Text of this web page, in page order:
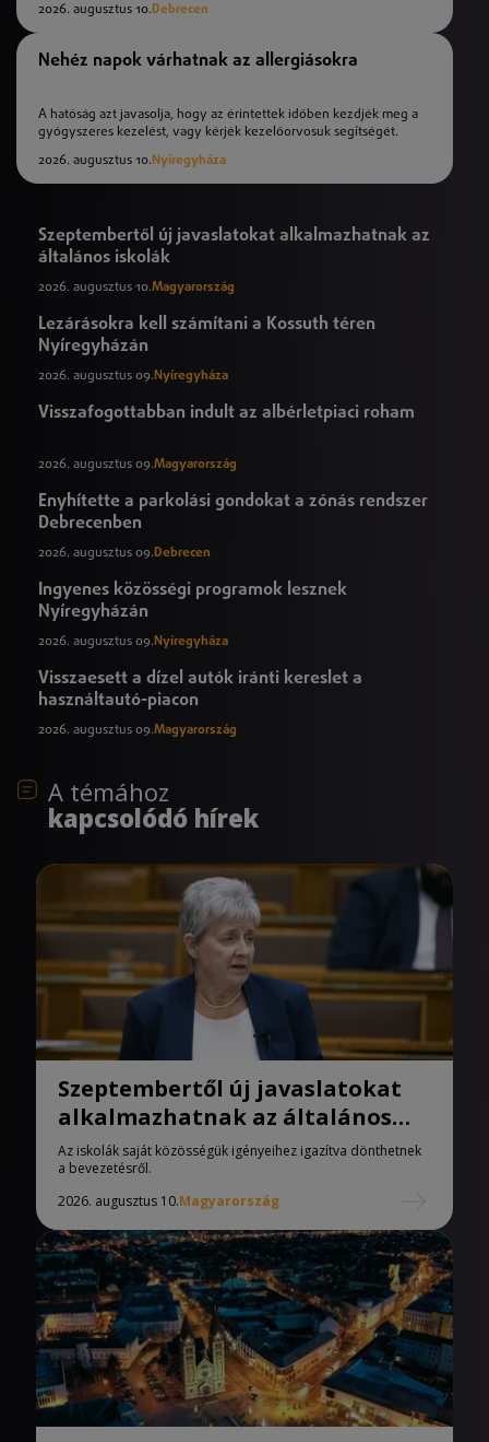
2026. augusztus 10.Debrecen
Nehéz napok várhatnak az allergiásokra
A hatóság azt javasolja, hogy az érintettek időben kezdjék meg a
gyógyszeres kezelést, vagy kérjék kezelőorvosuk segítségét.
2026. augusztus 10. Nyíregyháza
Szeptembertől új javaslatokat alkalmazhatnak az
általános iskolák
2026. augusztus 10.Magyarország
Lezárásokra kell számítani a Kossuth téren
Nyíregyházán
2026. augusztus 09. Nyíregyháza
Visszafogottabban indult az albérletpiaci roham
2026. augusztus 09.Magyarország
Enyhítette a parkolási gondokat a zónás rendszer
Debrecenben
2026. augusztus 09.Debrecen
Ingyenes közösségi programok lesznek
Nyíregyházán
2026. augusztus 09. Nyíregyháza
Visszaesett a dízel autók iránti kereslet a
használtautó-piacon
2026. augusztus 09.Magyarország
A témához
kapcsolódó hírek
Szeptembertől új javaslatokat
alkalmazhatnak az általános
iskolák
Az iskolák saját közösségük igényeihez igazítva dönthetnek
a bevezetésről.
2026. augusztus 10.Magyarország